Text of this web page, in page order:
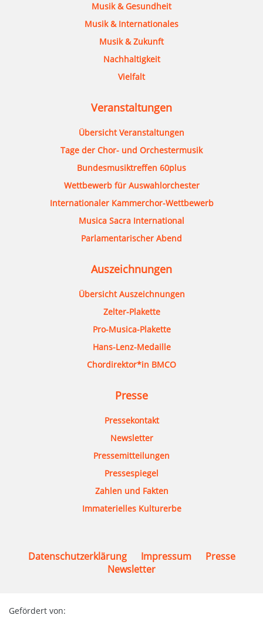
Musik & Gesundheit
Musik & Internationales
Musik & Zukunft
Nachhaltigkeit
Vielfalt
Veranstaltungen
Übersicht Veranstaltungen
Tage der Chor- und Orchestermusik
Bundesmusiktreffen 60plus
Wettbewerb für Auswahlorchester
Internationaler Kammerchor-Wettbewerb
Musica Sacra International
Parlamentarischer Abend
Auszeichnungen
Übersicht Auszeichnungen
Zelter-Plakette
Pro-Musica-Plakette
Hans-Lenz-Medaille
Chordirektor*in BMCO
Presse
Pressekontakt
Newsletter
Pressemitteilungen
Pressespiegel
Zahlen und Fakten
Immaterielles Kulturerbe
Datenschutzerklärung Impressum
Presse
Newsletter
Gefördert von: